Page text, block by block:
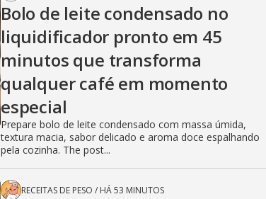
Bolo de leite condensado no
liquidificador pronto em 45
minutos que transforma
qualquer café em momento
especial
Prepare bolo de leite condensado com massa úmida,
textura macia, sabor delicado e aroma doce espalhando
pela cozinha. The post...
RECEITAS DE PESO / HÁ 53 MINUTOS